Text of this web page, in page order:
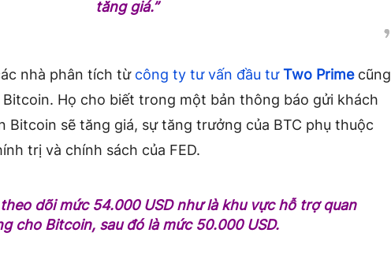
tăng giá.”
nhà phân tích từcông ty tư vấn đầu tưTwo Prime cũng
Bitcoin. Họ cho biết trong một bản thông báo gửi khách
Bitcoin sẽ tăng giá, sự tăng trưởng của BTC phụ thuộc
trị và chính sách của FED.
dõi mức 54.000 USD như là khu vực hỗ trợ quan
cho Bitcoin, sau đó là mức 50.000 USD.